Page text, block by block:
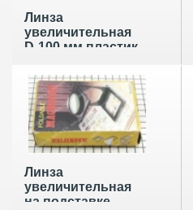
Линза
увеличительная
D-100 мм пластик
стекле)
Линза
увеличительная
на подставке